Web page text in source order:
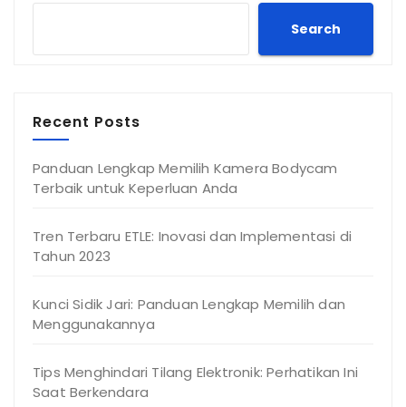
Search
Recent Posts
Panduan Lengkap Memilih Kamera Bodycam
Terbaik untuk Keperluan Anda
Tren Terbaru ETLE: Inovasi dan Implementasi di
Tahun 2023
Kunci Sidik Jari: Panduan Lengkap Memilih dan
Menggunakannya
Tips Menghindari Tilang Elektronik: Perhatikan Ini
Saat Berkendara